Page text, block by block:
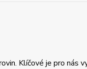
Klíčové je pro nás